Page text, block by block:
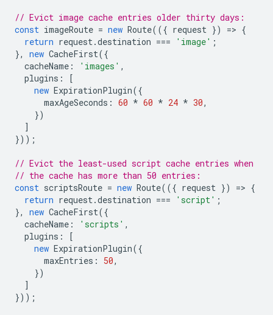
// Evict image cache entries older thirty days:
const imageRoute = new Route(({ request }) => {
return request.destination === 'image' ;
},
new CacheFirst({
cacheName : 'images' ,
plugins :
[
new ExpirationPlugin({
maxAgeSeconds : 60 * 60 * 24 * 30,
})
]
}));
// Evict the least-used script cache entries when
// the cache has more than 50 entries:
const scriptsRoute = new Route(({ request }) => {
return request.destination === 'script' ;
},
new CacheFirst({
cacheName : 'scripts' ,
plugins :
[
new ExpirationPlugin({
maxEntries : 50,
})
]
}));